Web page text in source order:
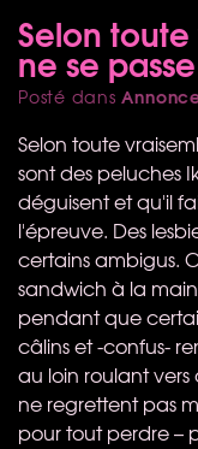
Selon
ne se passe
Posté dans
Selon toute
sont des peluches
déguisent et qu'il
l'épreuve. Des
certains ambigus.
sandwich à la
pendant que
câlins et -confus-
au loin roulant
ne regrettent pas
pour tout perdre –